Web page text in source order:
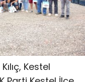
Kestel